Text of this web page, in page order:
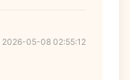
2026-05-08 02:55:12